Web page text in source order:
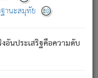
านะสมุทัย
อันประเสริฐคือความดับ
สนิทแล้ว เพราะไม่มี
นะสงครามแล้ว ก้าวล่วง
ไม่เปลี่ยนแปลงอีกต่อ